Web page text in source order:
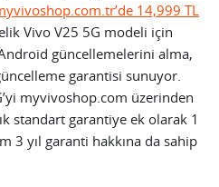
14,999 TL
Vivo V25 5G modeli için
güncellemelerini alma,
garantisi sunuyor.
myvivoshop.com üzerinden
standart garantiye ek olarak 1
3 yıl garanti hakkına da sahip